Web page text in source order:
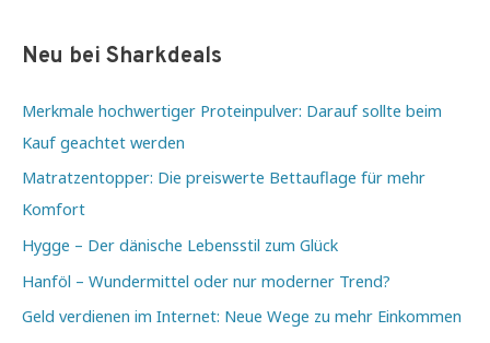
Neu bei Sharkdeals
Merkmale hochwertiger Proteinpulver: Darauf sollte beim
Kauf geachtet werden
Matratzentopper: Die preiswerte Bettauflage für mehr
Komfort
Hygge – Der dänische Lebensstil zum Glück
Hanföl – Wundermittel oder nur moderner Trend?
Geld verdienen im Internet: Neue Wege zu mehr Einkommen